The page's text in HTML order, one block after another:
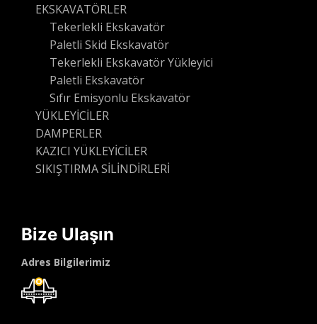
EKSKAVATÖRLER
Tekerlekli Ekskavatör
Paletli Skid Ekskavatör
Tekerlekli Ekskavatör Yükleyici
Paletli Ekskavatör
Sıfır Emisyonlu Ekskavatör
YÜKLEYİCİLER
DAMPERLER
KAZICI YÜKLEYİCİLER
SIKIŞTIRMA SİLİNDİRLERİ
Bize Ulaşın
Adres Bilgilerimiz